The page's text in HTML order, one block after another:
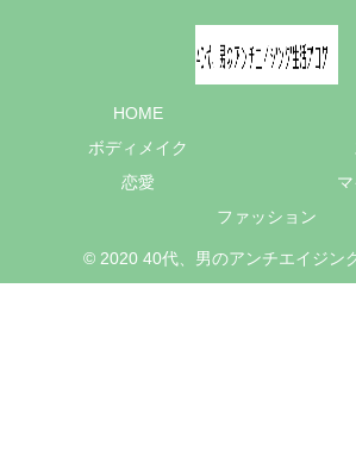
HOME
ボディメイク
恋愛
ファッション
© 2020 40代、男のアンチエイジン